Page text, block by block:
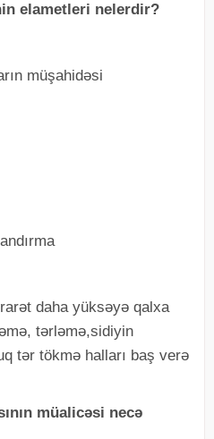
elametleri nelerdir?
müşahidəsi
daha yüksəyə qalxa
tərləmə,sidiyin
tər tökmə halları baş verə
müalicəsi necə